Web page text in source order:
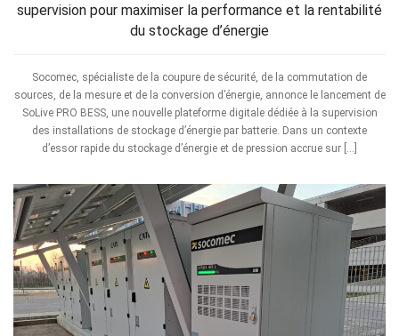
supervision pour maximiser la performance et la rentabilité
du stockage d’énergie
Socomec, spécialiste de la coupure de sécurité, de la commutation de
sources, de la mesure et de la conversion d’énergie, annonce le lancement de
SoLive PRO BESS, une nouvelle plateforme digitale dédiée à la supervision
des installations de stockage d’énergie par batterie. Dans un contexte
d’essor rapide du stockage d’énergie et de pression accrue sur […]